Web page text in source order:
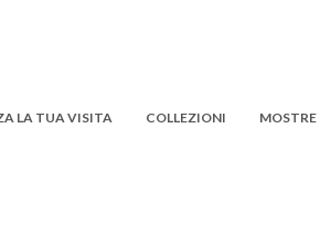
LA TUA VISITA COLLEZIONI MOSTRE